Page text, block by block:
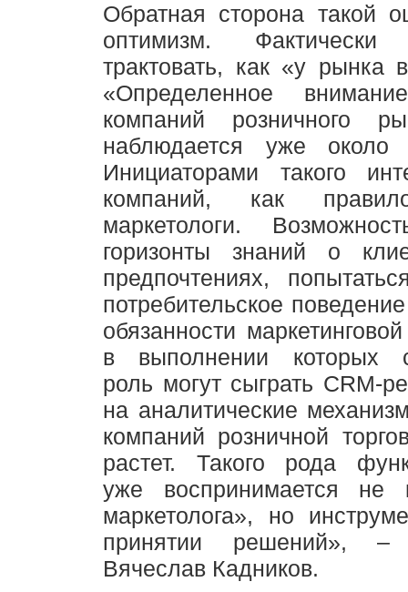
Обратная сторона такой
оптимизм.
трактовать, как «у рынка
«Определенное
компаний розничного
наблюдается уже около
Инициаторами такого
компаний, как
маркетологи.
горизонты знаний о
предпочтениях,
потребительское
обязанности
в выполнении которых
роль могут сыграть CRM-
на аналитические
компаний розничной
растет. Такого рода
уже воспринимается не
маркетолога», но
принятии решений», –
Вячеслав Кадников.